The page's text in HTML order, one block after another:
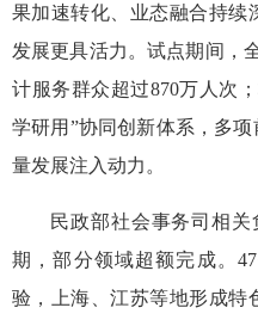
果加速转化、业态融合持续
发展更具活力。试点期间，
计服务群众超过870万人次
学研用”协同创新体系，多
量发展注入动力。
民政部社会事务司相
期，部分领域超额完成。
验，上海、江苏等地形成特